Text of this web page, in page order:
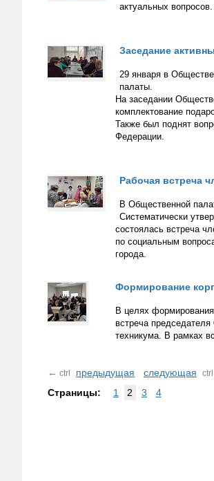
актуальных вопросов.
Заседание
29 января в
палаты.
На заседании
комплектование
Также был поднят
Федерации.
Рабочая встреча
В Общественной
Систематически
состоялась встреча
по социальным
города.
Формирование
В целях
встреча
техникума. В рамках
← ctrl предыдущая следующая ctrl
Страницы:
1 2 3 4